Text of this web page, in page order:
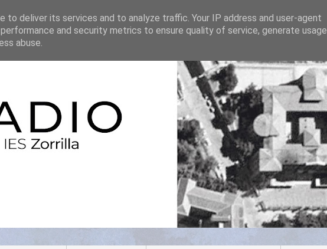
to deliver its services and to analyze traffic. Your IP address and user-agent
and security metrics to ensure quality of service, generate usage
abuse.